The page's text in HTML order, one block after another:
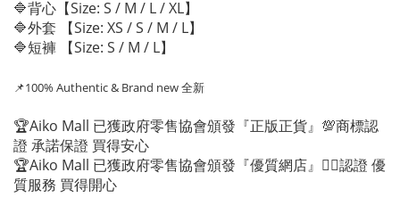
🔷背心【Size: S / M / L / XL】
🔷外套 【Size: XS / S / M / L】
🔷短褲 【Size: S / M / L】
📌100% Authentic& Brand new 全新
🏆Aiko Mall 已獲政府零售協會頒發『正版正貨』💯商標認
證 承諾保證 買得安心
🏆Aiko Mall 已獲政府零售協會頒發『優質網店』👍🏻認證 優
質服務 買得開心